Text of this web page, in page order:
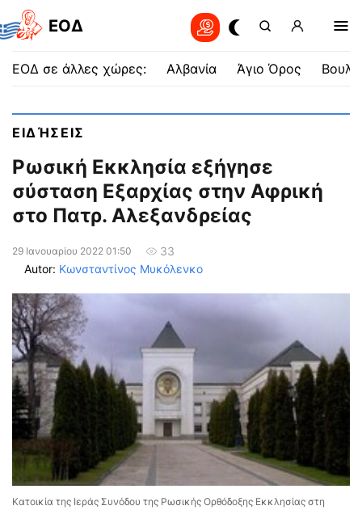
EOΔ
ΕΟΔ σε άλλες χώρες: Αλβανία Άγιο Όρος
ΕΙΔΉΣΕΙΣ
Ρωσική Εκκλησία εξήγησε
σύσταση Εξαρχίας στην Αφρική
στο Πατρ. Αλεξανδρείας
29 Ιανουαρίου 2022 01:50
33
Autor: Κωνσταντίνος Μυκόλενκο
Κατοικία της Ιεράς Συνόδου της Ρωσικής Ορθόδοξης Εκκλησίας στη